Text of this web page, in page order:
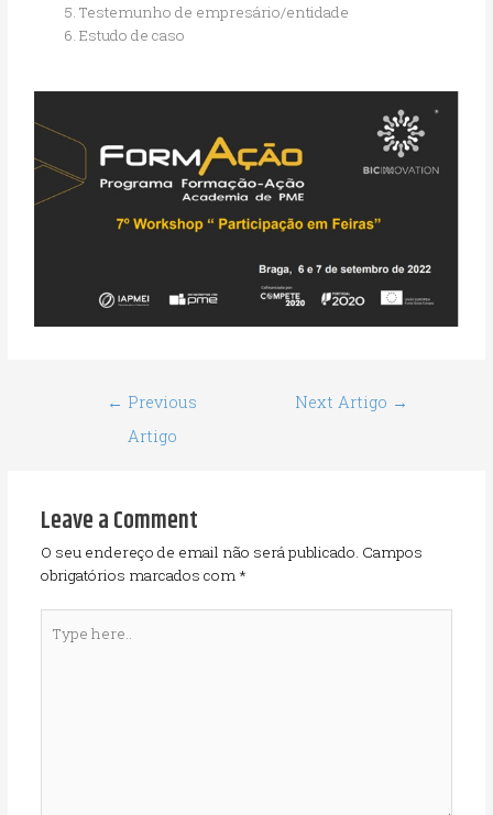
Testemunho de empresário/entidade
Estudo de caso
← Previous
Artigo
Next Artigo →
Leave a Comment
O seu endereço de email não será publicado. Campos
obrigatórios marcados com *